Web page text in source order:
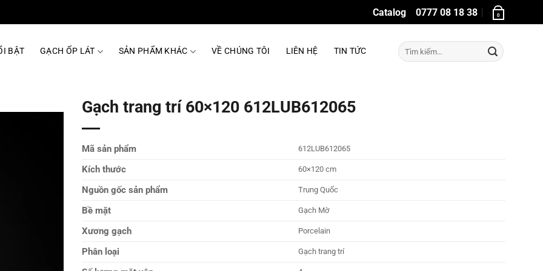
Catalog 0777 08 18 38 0
BẬT GẠCH ỐP LÁT SẢN PHẨM KHÁC VỀ CHÚNG TÔI LIÊN HỆ TIN TỨC
Tìm
kiếm:
Gạch trang trí 60×120 612LUB612065
Mã sản phẩm 612LUB612065
Kích thước 60×120 cm
Nguồn gốc sản phẩm Trung Quốc
Bề mặt Gạch Mờ
Xương gạch Porcelain
Phân loại Gạch trang trí